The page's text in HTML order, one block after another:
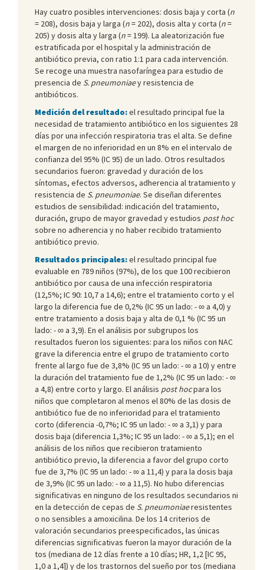
Hay cuatro posibles intervenciones: dosis baja y corta (n
= 208), dosis baja y larga (n= 202), dosis alta y corta (n=
205) y dosis alta y larga (n= 199). La aleatorización fue
estratificada por el hospital y la administración de
antibiótico previa, con ratio 1:1 para cada intervención.
Se recoge una muestra nasofaríngea para estudio de
presencia de S. pneumoniaey resistencia de
antibióticos.
Medición del resultado:el resultado principal fue la
necesidad de tratamiento antibiótico en los siguientes 28
días por una infección respiratoria tras el alta. Se define
el margen de no inferioridad en un 8% en el intervalo de
confianza del 95% (IC 95) de un lado. Otros resultados
secundarios fueron: gravedad y duración de los
síntomas, efectos adversos, adherencia al tratamiento y
resistencia de S. pneumoniae. Se diseñan diferentes
estudios de sensibilidad: indicación del tratamiento,
duración, grupo de mayor gravedad y estudios post hoc
sobre no adherencia y no haber recibido tratamiento
antibiótico previo.
Resultados principales:el resultado principal fue
evaluable en 789 niños (97%), de los que 100 recibieron
antibiótico por causa de una infección respiratoria
(12,5%; IC 90: 10,7 a 14,6); entre el tratamiento corto y el
largo la diferencia fue de 0,2% (IC 95 un lado: - ∞ a 4,0) y
entre tratamiento a dosis baja y alta de 0,1 % (IC 95 un
lado: - ∞ a 3,9). En el análisis por subgrupos los
resultados fueron los siguientes: para los niños con NAC
grave la diferencia entre el grupo de tratamiento corto
frente al largo fue de 3,8% (IC 95 un lado: - ∞ a 10) y entre
la duración del tratamiento fue de 1,2% (IC 95 un lado: - ∞
a 4,8) entre corto y largo. El análisis post hocpara los
niños que completaron al menos el 80% de las dosis de
antibiótico fue de no inferioridad para el tratamiento
corto (diferencia -0,7%; IC 95 un lado: - ∞ a 3,1) y para
dosis baja (diferencia 1,3%; IC 95 un lado: - ∞ a 5,1); en el
análisis de los niños que recibieron tratamiento
antibiótico previo, la diferencia a favor del grupo corto
fue de 3,7% (IC 95 un lado: - ∞ a 11,4) y para la dosis baja
de 3,9% (IC 95 un lado: - ∞ a 11,5). No hubo diferencias
significativas en ninguno de los resultados secundarios ni
en la detección de cepas de S. pneumoniaeresistentes
o no sensibles a amoxicilina. De los 14 criterios de
valoración secundarios preespecificados, las únicas
diferencias significativas fueron la mayor duración de la
tos (mediana de 12 días frente a 10 días; HR, 1,2 [IC 95,
1,0 a 1,4]) y de los trastornos del sueño por tos (mediana